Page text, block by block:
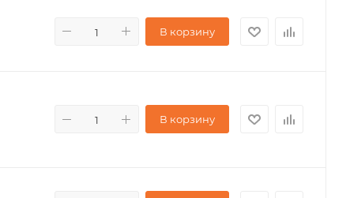
В корзину
В корзину